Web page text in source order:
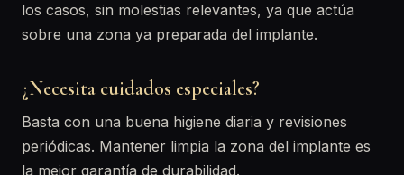
los casos, sin molestias relevantes, ya que actúa
sobre una zona ya preparada del implante.
¿Necesita cuidados especiales?
Basta con una buena higiene diaria y revisiones
periódicas. Mantener limpia la zona del implante es
la mejor garantía de durabilidad.